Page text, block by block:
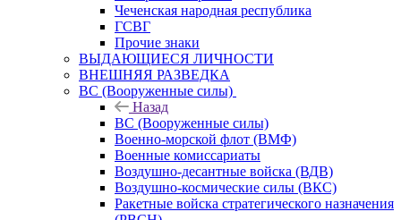
Чеченская народная республика
ГСВГ
Прочие знаки
ВЫДАЮЩИЕСЯ ЛИЧНОСТИ
ВНЕШНЯЯ РАЗВЕДКА
ВС (Вооруженные силы)
Назад
ВС (Вооруженные силы)
Военно-морской флот (ВМФ)
Военные комиссариаты
Воздушно-десантные войска (ВДВ)
Воздушно-космические силы (ВКС)
Ракетные войска стратегического назначения